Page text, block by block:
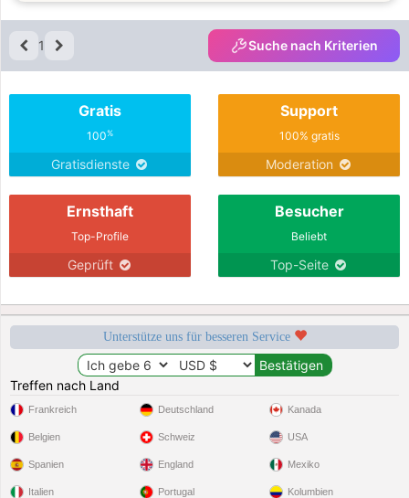
1 Suche nach Kriterien
Gratis
100%
Gratisdienste
Support
100% gratis
Moderation
Ernsthaft
Top-Profile
Geprüft
Besucher
Beliebt
Top-Seite
Unterstütze uns für besseren Service
Treffen nach Land
Frankreich
Belgien
Spanien
Italien
Deutschland
Schweiz
England
Portugal
Kanada
USA
Mexiko
Kolumbien